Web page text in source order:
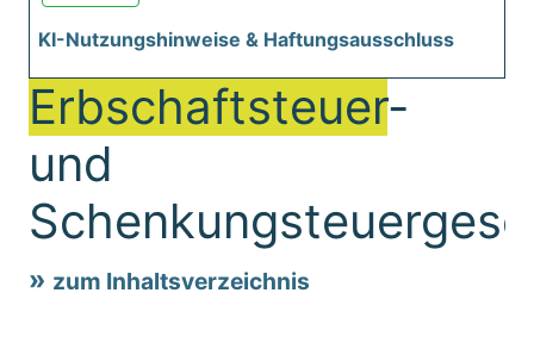
KI-Nutzungshinweise & Haftungsausschluss
Erbschaftsteuer-
und
zum Inhaltsverzeichnis